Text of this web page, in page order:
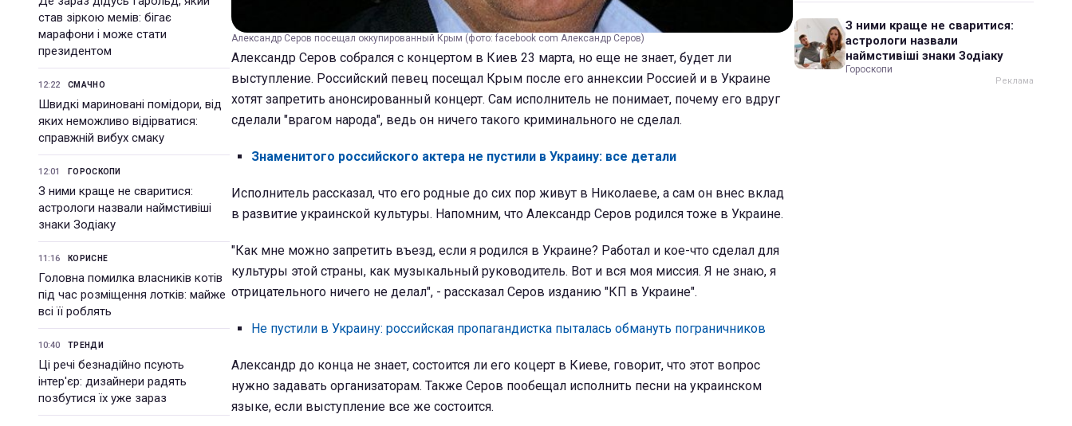
став зіркою мемів: бігає
марафони і може стати
президентом
12:22 СМАЧНО
Швидкі мариновані помідори, від
яких неможливо відірватися:
справжній вибух смаку
12:01 ГОРОСКОПИ
З ними краще не сваритися:
астрологи назвали наймстивіші
знаки Зодіаку
11:16 КОРИСНЕ
Головна помилка власників котів
під час розміщення лотків: майже
всі її роблять
10:40 ТРЕНДИ
Ці речі безнадійно псують
інтер'єр: дизайнери радять
позбутися їх уже зараз
Александр Серов посещал оккупированный Крым (фото: facebook com Александр Серов)
Александр Серов собрался с концертом в Киев 23 марта, но еще не знает, будет ли
выступление. Российский певец посещал Крым после его аннексии Россией и в Украине
хотят запретить анонсированный концерт. Сам исполнитель не понимает, почему его вдруг
сделали "врагом народа", ведь он ничего такого криминального не сделал.
Знаменитого российского актера не пустили в Украину: все детали
Исполнитель рассказал, что его родные до сих пор живут в Николаеве, а сам он внес вклад
в развитие украинской культуры. Напомним, что Александр Серов родился тоже в Украине.
"Как мне можно запретить въезд, если я родился в Украине? Работал и кое-что сделал для
культуры этой страны, как музыкальный руководитель. Вот и вся моя миссия. Я не знаю, я
отрицательного ничего не делал", - рассказал Серов изданию "КП в Украине".
Не пустили в Украину: российская пропагандистка пыталась обмануть пограничников
Александр до конца не знает, состоится ли его коцерт в Киеве, говорит, что этот вопрос
нужно задавать организаторам. Также Серов пообещал исполнить песни на украинском
языке, если выступление все же состоится.
З ними краще не сваритися:
астрологи назвали
наймстивіші знаки Зодіаку
Гороскопи